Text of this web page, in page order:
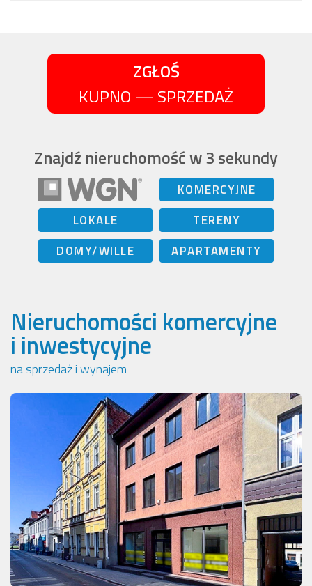
ZGŁOŚ
KUPNO — SPRZEDAŻ
Znajdź nieruchomość w 3 sekundy
KOMERCYJNE
LOKALE
TERENY
DOMY/WILLE
APARTAMENTY
Nieruchomości komercyjne
i inwestycyjne
na sprzedaż i wynajem